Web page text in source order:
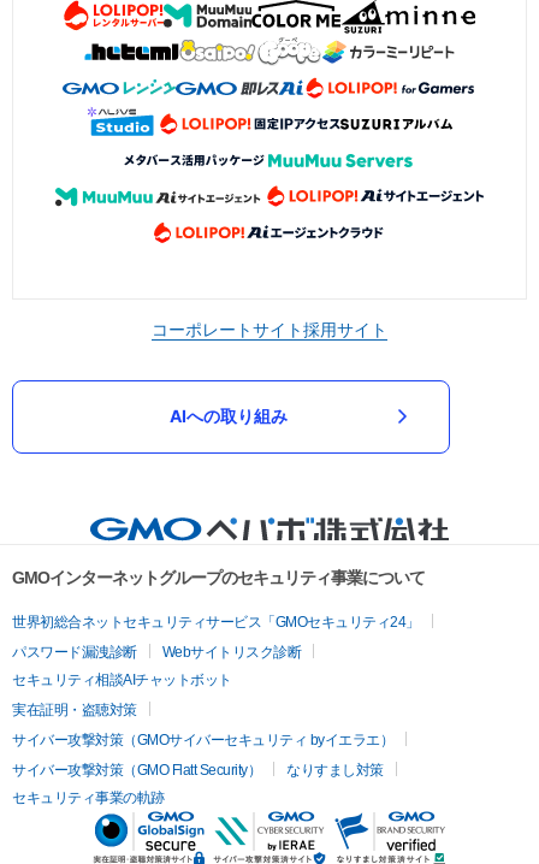
コーポレートサイト採用サイト
AIへの取り組み
GMOインターネットグループのセキュリティ事業について
世界初総合ネットセキュリティサービス「GMOセキュリティ24」
パスワード漏洩診断
Webサイトリスク診断
セキュリティ相談AIチャットボット
実在証明・盗聴対策
サイバー攻撃対策（GMOサイバーセキュリティ byイエラエ）
サイバー攻撃対策（GMO Flatt Security）
なりすまし対策
セキュリティ事業の軌跡